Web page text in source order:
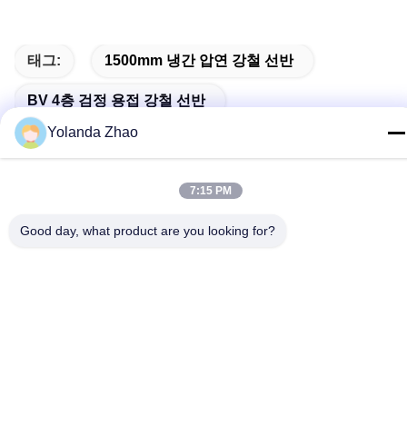
태그: 1500mm 냉간 압연 강철 선반
BV 4층 검정 용접 강철 선반
800kgs 냉간 압연 강철 선반
관련 제품
Yolanda Zhao
7:15 PM
Good day, what product are you looking for?